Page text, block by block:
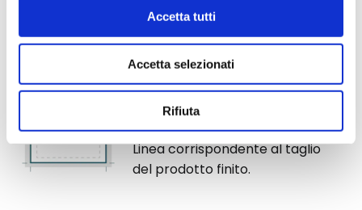
Accetta tutti
Accetta selezionati
Rifiuta
evitare che vengano tagliati. Il
margine deve essere almeno di
3 mm per lato.
Linea corrispondente al taglio
del prodotto finito.